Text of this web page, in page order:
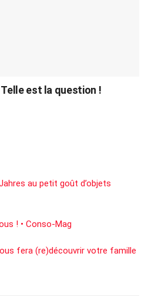
est la question !
au petit goût d’objets
! • Conso-Mag
fera (re)découvrir votre famille